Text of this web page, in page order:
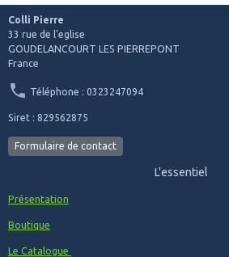
Colli Pierre
33 rue de l'eglise
GOUDELANCOURT LES PIERREPONT
France
Téléphone : 0323247094
Siret : 829562875
Formulaire de contact
L'essentiel
Présentation
Boutique
Le Catalogue